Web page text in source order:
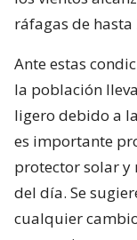
ráfagas de hasta
Ante estas
la población
ligero debido a
es importante
protector solar y
del día. Se
cualquier